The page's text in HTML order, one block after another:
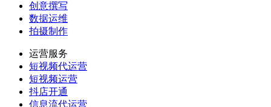
创意撰写
数据运维
拍摄制作
运营服务
短视频代运营
短视频运营
抖店开通
信息流代运营